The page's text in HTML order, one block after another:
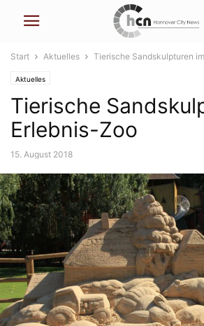
Start Aktuelles Tierische Sandskulpturen
Aktuelles
Tierische
Erlebnis-Zoo
15. August 2018